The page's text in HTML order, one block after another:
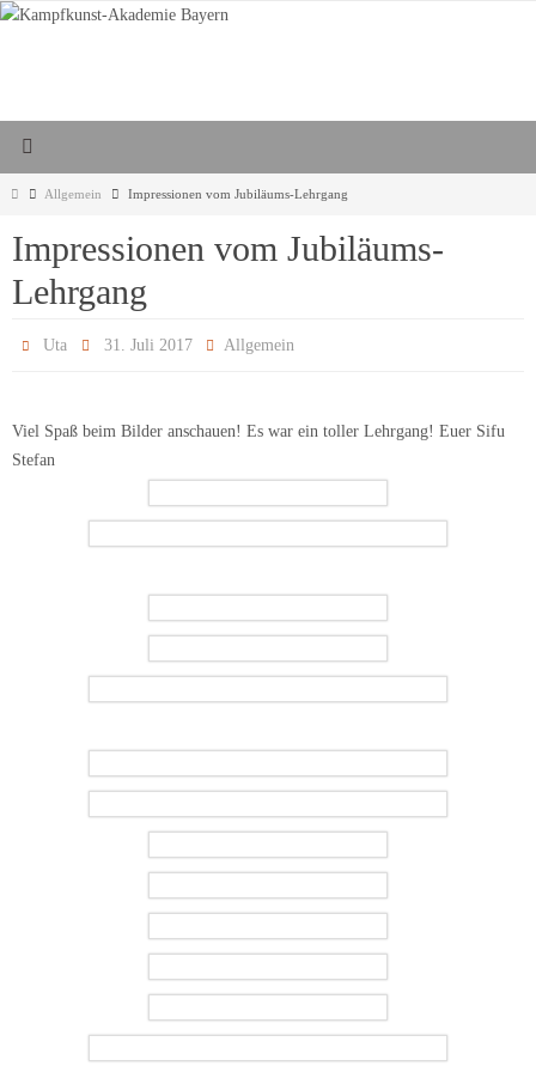
Zum
StartAllgemein Impressionen vom Jubiläums-Lehrgang
Impressionen vom Jubiläums-
Lehrgang
Uta 31. Juli 2017 Allgemein
Viel Spaß beim Bilder anschauen! Es war ein toller Lehrgang! Euer Sifu
Stefan